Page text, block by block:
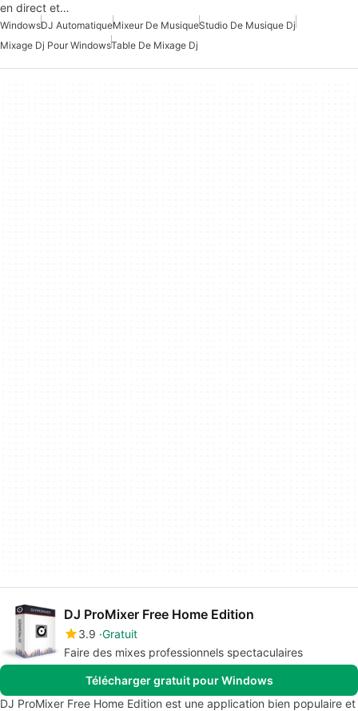
en direct et…
WindowsDJ AutomatiqueMixeur De MusiqueStudio De Musique Dj
Mixage Dj Pour WindowsTable De Mixage Dj
DJ ProMixer Free Home Edition
3.9 Gratuit
Faire des mixes professionnels spectaculaires
Télécharger gratuit pour Windows
DJ ProMixer Free Home Edition est une application bien populaire et